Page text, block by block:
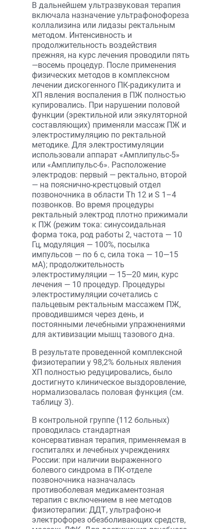
В дальнейшем ультразвуковая терапия
включала назначение ультрафонофореза
коллализина или лидазы ректальным
методом. Интенсивность и
продолжительность воздействия
прежняя, на курс лечения проводили пять
—восемь процедур. После применения
физических методов в комплексном
лечении дискогенного ПК-радикулита и
ХП явления воспаления в ПЖ полностью
купировались. При нарушении половой
функции (эректильной или эякуляторной
составляющих) применяли массаж ПЖ и
электростимуляцию по ректальной
методике. Для электростимуляции
использовали аппарат «Амплипульс-5»
или «Амплипульс-6». Расположение
электродов: первый — ректально, второй
— на пояснично-крестцовый отдел
позвоночника в области Th 12 и S 1–4
позвонков. Во время процедуры
ректальный электрод плотно прижимали
к ПЖ (режим тока: синусоидальная
форма тока, род работы 2, частота — 10
Гц, модуляция — 100%, посылка
импульсов — по 6 с, сила тока — 10—15
мА); продолжительность
электростимуляции — 15—20 мин, курс
лечения — 10 процедур. Процедуры
электростимуляции сочетались с
пальцевым ректальным массажем ПЖ,
проводившимся через день, и
постоянными лечебными упражнениями
для активизации мышц тазового дна.
В результате проведенной комплексной
физиотерапии у 98,2% больных явления
ХП полностью редуцировались, было
достигнуто клиническое выздоровление,
нормализовалась половая функция (см.
таблицу 3).
В контрольной группе (112 больных)
проводилась стандартная
консервативная терапия, применяемая в
госпиталях и лечебных учреждениях
России: при наличии выраженного
болевого синдрома в ПК-отделе
позвоночника назначалась
противоболевая медикаментозная
терапия с включением в нее методов
физиотерапии: ДДТ, ультрафоно-и
электрофорез обезболивающих средств,